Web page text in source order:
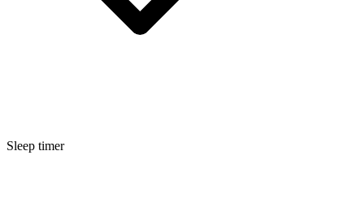
Sleep timer